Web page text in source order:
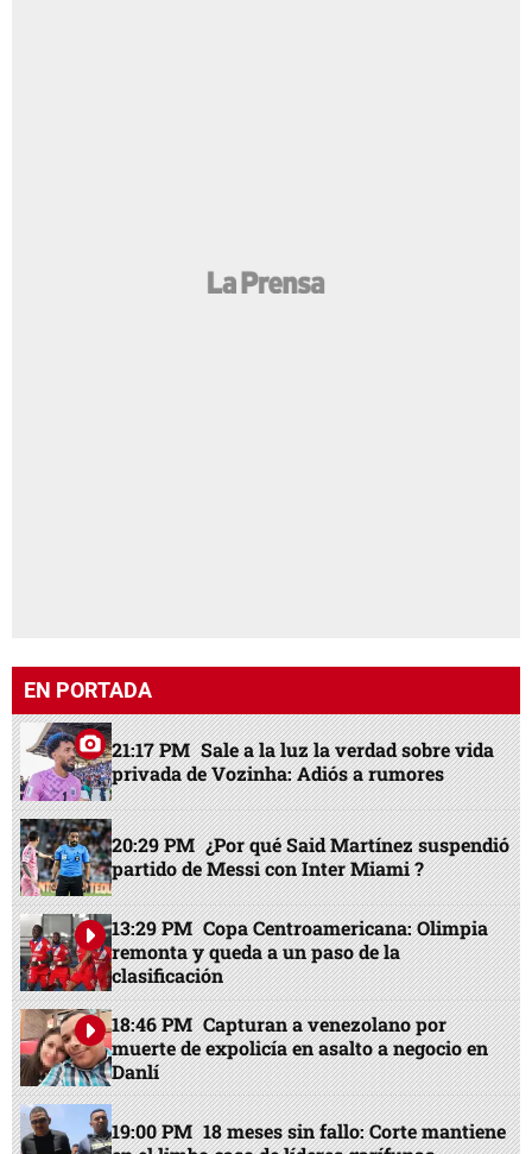
EN PORTADA
21:17 PM Sale a la luz la verdad sobre vida
privada de Vozinha: Adiós a rumores
20:29 PM ¿Por qué Said Martínez suspendió
partido de Messi con Inter Miami ?
13:29 PM Copa Centroamericana: Olimpia
remonta y queda a un paso de la
clasificación
18:46 PM Capturan a venezolano por
muerte de expolicía en asalto a negocio en
Danlí
19:00 PM 18 meses sin fallo: Corte mantiene